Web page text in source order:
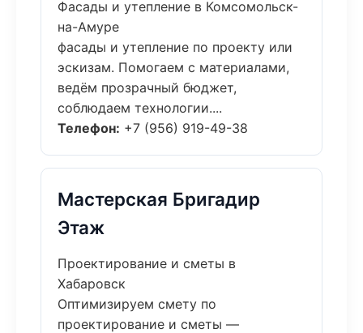
Фасады и утепление в Комсомольск-
на-Амуре
фасады и утепление по проекту или
эскизам. Помогаем с материалами,
ведём прозрачный бюджет,
соблюдаем технологии....
Телефон: +7 (956) 919-49-38
Мастерская Бригадир
Этаж
Проектирование и сметы в
Хабаровск
Оптимизируем смету по
проектирование и сметы —